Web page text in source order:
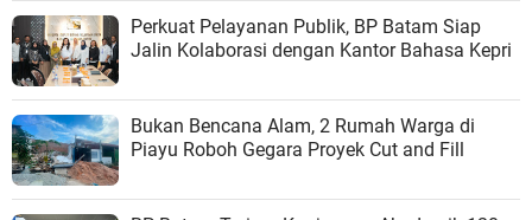
Perkuat Pelayanan Publik, BP Batam Siap
Jalin Kolaborasi dengan Kantor Bahasa Kepri
Bukan Bencana Alam, 2 Rumah Warga di
Piayu Roboh Gegara Proyek Cut and Fill